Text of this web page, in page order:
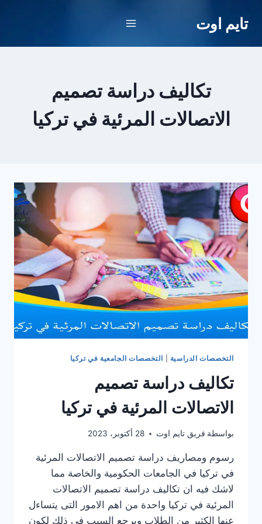
تايم اوت
تكاليف دراسة تصميم
الاتصالات المرئية في تركيا
التخصصات الدراسية التخصصات الجامعية في تركيا
تكاليف دراسة تصميم
الاتصالات المرئية في تركيا
بواسطة فريق تايم اوت 28 أكتوبر، 2023
رسوم ومصاريف دراسة تصميم الاتصالات المرئية
في تركيا في الجامعات الحكومية والخاصة مما
لاشك فيه ان تكاليف دراسة تصميم الاتصالات
المرئية في تركيا واحدة من اهم الامور التى يتساءل
عنها الكثير من الطلاب ويرجع السبب فى ذلك لكون